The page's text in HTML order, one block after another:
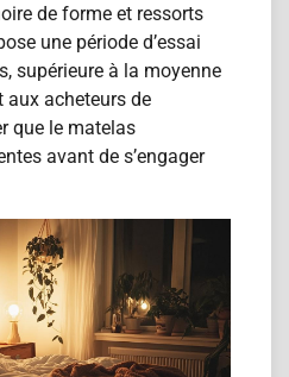
de forme et ressorts
une période d’essai
supérieure à la moyenne
aux acheteurs de
que le matelas
avant de s’engager